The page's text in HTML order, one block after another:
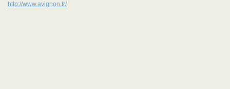
http://www.avignon.fr/